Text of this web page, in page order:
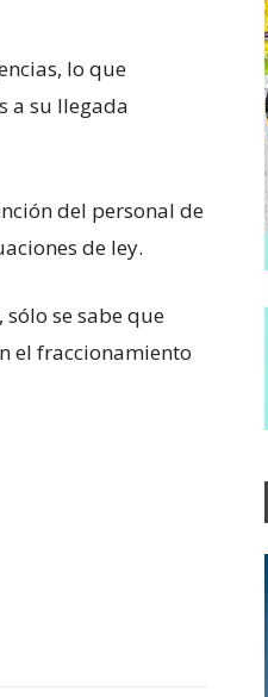
lo que
a su llegada
del personal de
de ley.
se sabe que
el fraccionamiento